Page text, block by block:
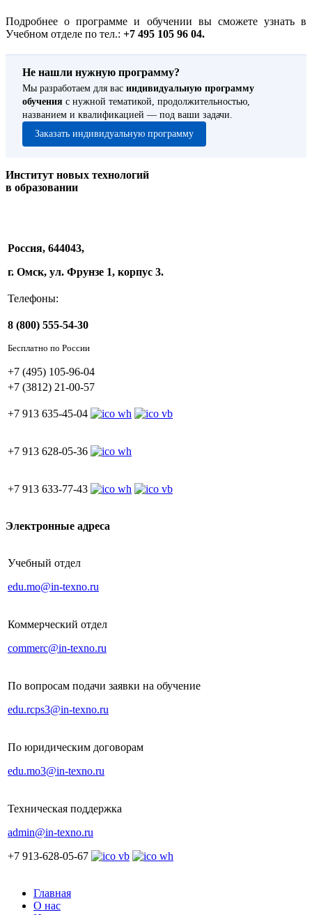
Подробнее о программе и обучении вы сможете узнать в
Учебном отделе по тел.: +7 495 105 96 04.
Не нашли нужную программу?
Мы разработаем для вас индивидуальную программу
обучения с нужной тематикой, продолжительностью,
названием и квалификацией — под ваши задачи.
Заказать индивидуальную программу
Институт новых технологий
в образовании
Россия, 644043,
г. Омск, ул. Фрунзе 1, корпус 3.
Телефоны:
8 (800) 555-54-30
Бесплатно по России
+7 (495) 105-96-04
+7 (3812) 21-00-57
+7 913 635-45-04
+7 913 628-05-36
+7 913 633-77-43
Электронные адреса
Учебный отдел
edu.mo@in-texno.ru
Коммерческий отдел
commerc@in-texno.ru
По вопросам подачи заявки на обучение
edu.rcps3@in-texno.ru
По юридическим договорам
edu.mo3@in-texno.ru
Техническая поддержка
admin@in-texno.ru
+7 913-628-05-67
Главная
О нас